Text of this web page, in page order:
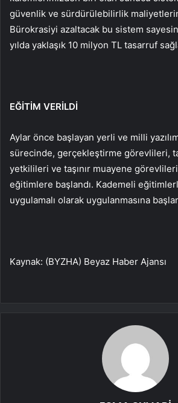
güvenlik ve sürdürülebilirlik
Bürokrasiyi azaltacak bu sistem
yılda yaklaşık 10 milyon TL tasarruf
EĞİTİM VERİLDİ
Aylar önce başlayan yerli ve milli
sürecinde, gerçekleştirme görevlileri,
yetkilileri ve taşınır muayene
eğitimlere başlandı. Kademeli
uygulamalı olarak uygulanmasına
Kaynak: (BYZHA) Beyaz Haber Ajansı